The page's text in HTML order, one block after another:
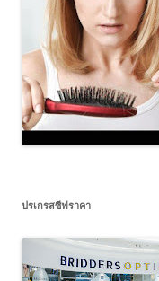
ปรเกรสซีฟราคา